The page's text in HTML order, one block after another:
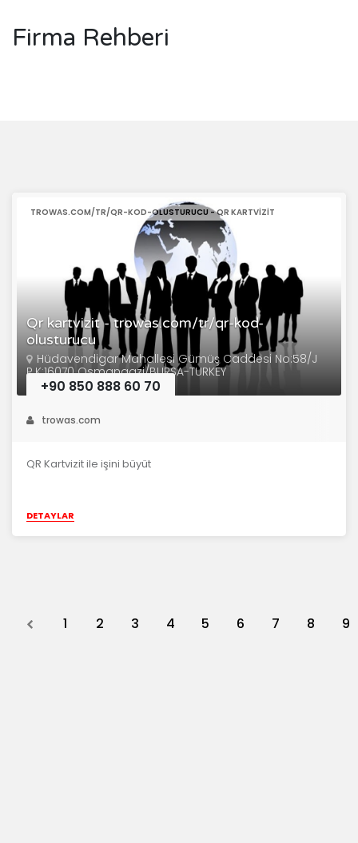
Firma Rehberi
Qr kartvizit - trowas.com/tr/qr-kod-
olusturucu
TROWAS.COM/TR/QR-KOD-OLUSTURUCU - QR KARTVIZIT
Hüdavendigar Mahallesi Gümüş Caddesi No:58/J
P.K:16070 Osmangazi/BURSA-TURKEY
+90 850 888 60 70
trowas.com
QR Kartvizit ile işini büyüt
DETAYLAR
Previous
1 2 3 4 5 6 7 8 9